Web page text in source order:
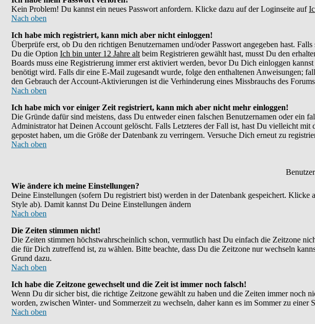
Kein Problem! Du kannst ein neues Passwort anfordern. Klicke dazu auf der Loginseite auf
Nach oben
Ich habe mich registriert, kann mich aber nicht einloggen!
Überprüfe erst, ob Du den richtigen Benutzernamen und/oder Passwort angegeben hast.
Du die Option Ich bin unter 12 Jahre alt beim Registrieren gewählt hast, musst Du den
Boards muss eine Registrierung immer erst aktiviert werden, bevor Du Dich einloggen
benötigt wird. Falls dir eine E-Mail zugesandt wurde, folge den enthaltenen Anweisungen;
den Gebrauch der Account-Aktivierungen ist die Verhinderung eines Missbrauchs des
Nach oben
Ich habe mich vor einiger Zeit registriert, kann mich aber nicht mehr einloggen!
Die Gründe dafür sind meistens, dass Du entweder einen falschen Benutzernamen oder ein
Administrator hat Deinen Account gelöscht. Falls Letzteres der Fall ist, hast Du vielleicht
gepostet haben, um die Größe der Datenbank zu verringern. Versuche Dich erneut zu
Nach oben
Wie ändere ich meine Einstellungen?
Deine Einstellungen (sofern Du registriert bist) werden in der Datenbank gespeichert. Klicke
Style ab). Damit kannst Du Deine Einstellungen ändern
Nach oben
Die Zeiten stimmen nicht!
Die Zeiten stimmen höchstwahrscheinlich schon, vermutlich hast Du einfach die Zeitzone
die für Dich zutreffend ist, zu wählen. Bitte beachte, dass Du die Zeitzone nur wechseln
Grund dazu.
Nach oben
Ich habe die Zeitzone gewechselt und die Zeit ist immer noch falsch!
Wenn Du dir sicher bist, die richtige Zeitzone gewählt zu haben und die Zeiten immer noch
worden, zwischen Winter- und Sommerzeit zu wechseln, daher kann es im Sommer zu
Nach oben